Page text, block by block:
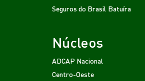
Seguros do Brasil Batuíra
Núcleos
ADCAP Nacional
Centro-Oeste